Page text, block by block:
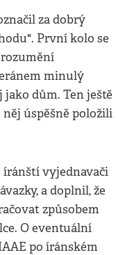
za dobrý
První kolo se
minulý
dům. Ten ještě
úspěšně položili
íránští vyjednavači
a doplnil, že
způsobem
O eventuální
po íránském